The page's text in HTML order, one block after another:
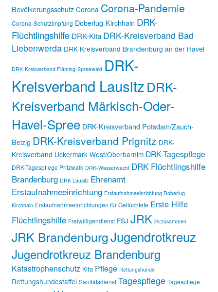
Bevölkerungsschutz Corona Corona-Pandemie
Corona-Schutzimpfung Doberlug-Kirchhain DRK-
Flüchtlingshilfe DRK-Kita DRK-Kreisverband Bad
Liebenwerda DRK-Kreisverband Brandenburg an der Havel
DRK-Kreisverband Fläming-Spreewald DRK-
Kreisverband LausitzDRK-
Kreisverband Märkisch-Oder-
Havel-Spree DRK-Kreisverband Potsdam/Zauch-
Belzig DRK-Kreisverband Prignitz DRK-
Kreisverband Uckermark West/Oberbarnim DRK-Tagespflege
DRK-Tagespflege Pritzwalk DRK-Wasserwacht DRK Flüchtlingshilfe
Brandenburg DRK Lausitz Ehrenamt
Erstaufnahmeeinrichtung Erstaufnahmeeinrichtung Doberlug-
Kirchhain Erstaufnahmeeinrichtungen für Geflüchtete Erste Hilfe
Flüchtlingshilfe Freiwilligendienst FSJ JRK jrk:zusammen
JRK BrandenburgJugendrotkreuz
Jugendrotkreuz Brandenburg
Katastrophenschutz Kita Pflege Rettungshunde
Rettungshundestaffel Sanitätsdienst Tagespflege Tagespflege